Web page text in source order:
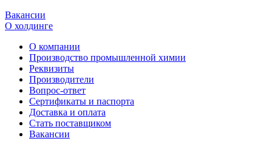
Вакансии
О холдинге
О компании
Производство промышленной химии
Реквизиты
Производители
Вопрос-ответ
Сертификаты и паспорта
Доставка и оплата
Стать поставщиком
Вакансии